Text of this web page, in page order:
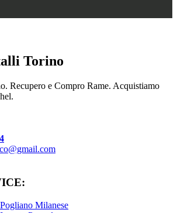
Torino
Recupero e Compro Rame. Acquistiamo
Milanese